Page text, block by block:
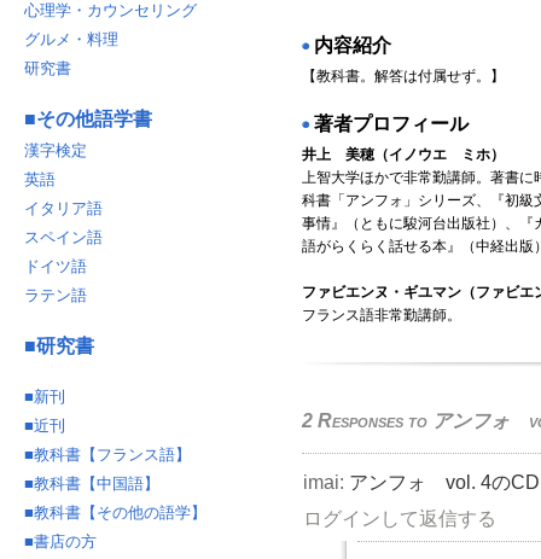
◉ 内容紹介
【教科書。解答は付属せず。】
◉ 著者プロフィール
井上 美穂 （イノウエ ミホ）
上智大学ほかで非常勤講師。著書に
科書「アンフォ」シリーズ、『初級
事情』（ともに駿河台出版社）、『
語がらくらく話せる本』（中経出版
ファビエンヌ・ギユマン （ファビ
フランス語非常勤講師。
2 Responses to アンフォ
imai: アンフォ vol. 4のCD
ログインして返信する
心理学・カウンセリング
グルメ・料理
研究書
■その他語学書
漢字検定
英語
イタリア語
スペイン語
ドイツ語
ラテン語
■研究書
■新刊
■近刊
■教科書【フランス語】
■教科書【中国語】
■教科書【その他の語学】
■書店の方